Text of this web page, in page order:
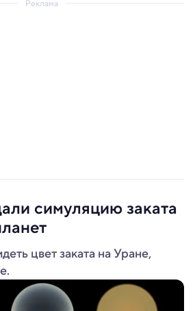
Реклама
симуляцию заката
цвет заката на Уране,